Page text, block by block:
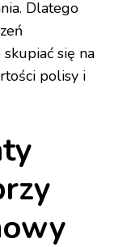
Dlatego
się na
polisy i